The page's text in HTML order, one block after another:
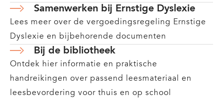
Samenwerken bij Ernstige Dyslexie
Lees meer over de vergoedingsregeling Ernstige
Dyslexie en bijbehorende documenten
Bij de bibliotheek
Ontdek hier informatie en praktische
handreikingen over passend leesmateriaal en
leesbevordering voor thuis en op school